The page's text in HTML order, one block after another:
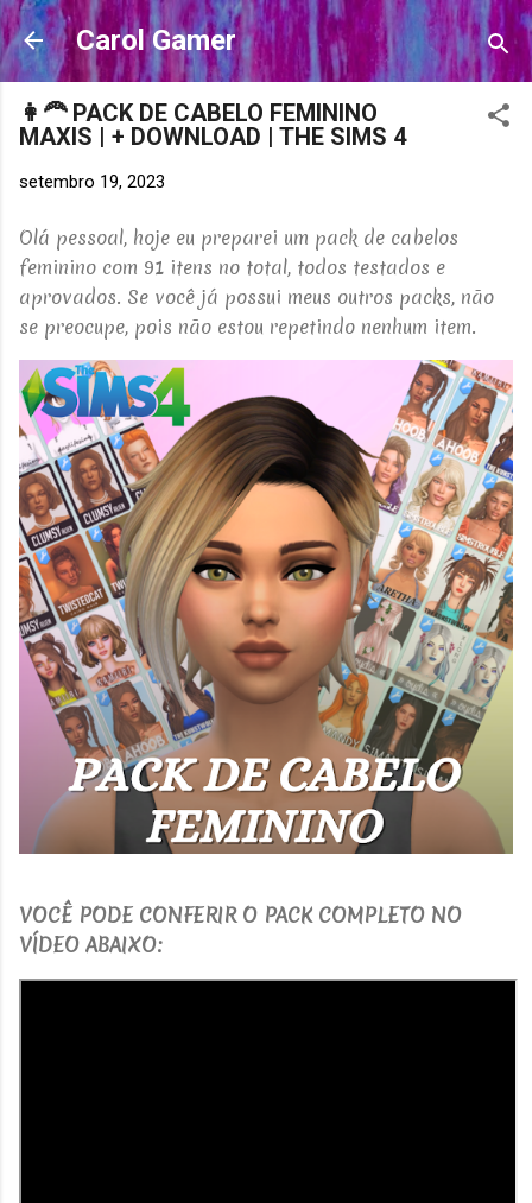
Pular para o conteúdo principal
Carol Gamer
👩‍🦰 PACK DE CABELO FEMININO
MAXIS | + DOWNLOAD | THE SIMS 4
setembro 19, 2023
Olá pessoal, hoje eu preparei um pack de cabelos
feminino com 91 itens no total, todos testados e
aprovados. Se você já possui meus outros packs, não
se preocupe, pois não estou repetindo nenhum item.
VOCÊ PODE CONFERIR O PACK COMPLETO NO
VÍDEO ABAIXO: